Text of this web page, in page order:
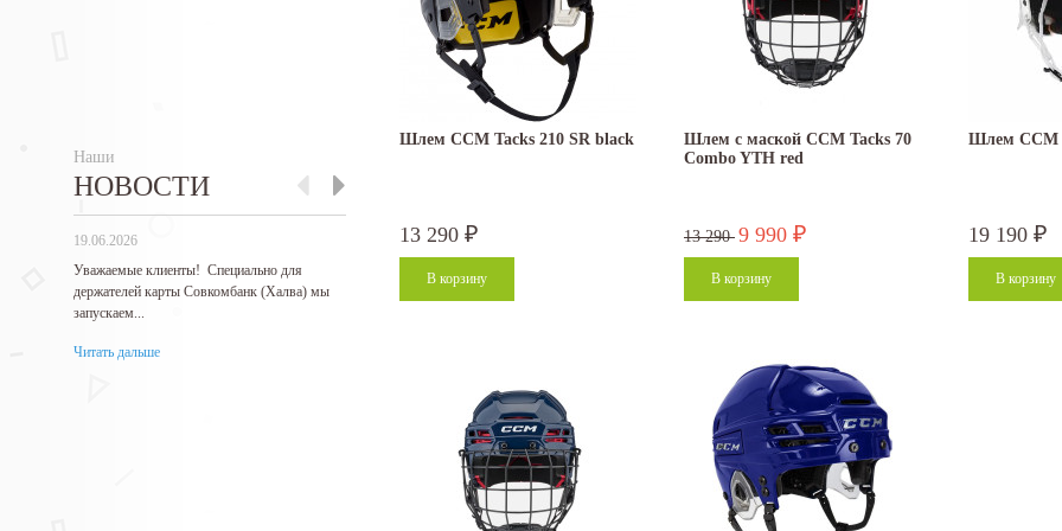
Наши
НОВОСТИ
19.06.2026
Уважаемые клиенты! Специально для
держателей карты Совкомбанк (Халва) мы
запускаем...
Читать дальше
27.05.2026
Гарантируем самые низкие цены на нашу
продукцию! Нашли дешевле в другом
27.05.2026
Прокат спортивного инвентаря В нашем
прокате вы можете взять на сутки:...
27.05.2026
Именинникам и
был на днях! В
Шлем CCM Tacks 210 SR black
13 290 ₽
Шлем с маской CCM Tacks 70
Combo YTH red
13 290 9 990 ₽
Шлем CCM
19 190 ₽